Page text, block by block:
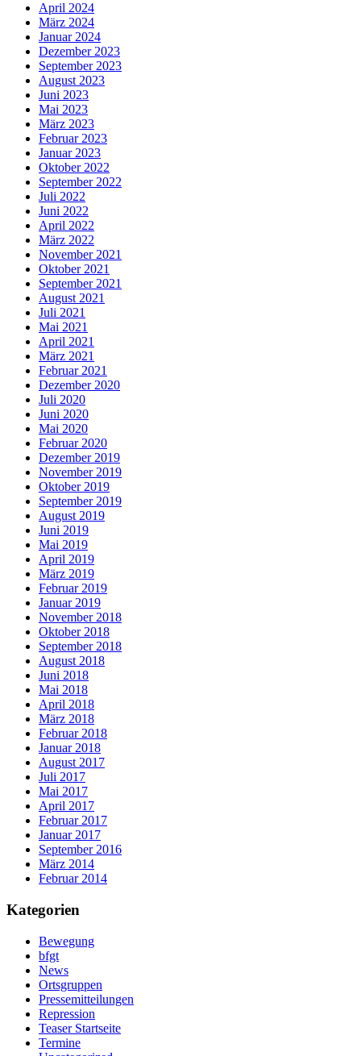
April 2024
März 2024
Januar 2024
Dezember 2023
September 2023
August 2023
Juni 2023
Mai 2023
März 2023
Februar 2023
Januar 2023
Oktober 2022
September 2022
Juli 2022
Juni 2022
April 2022
März 2022
November 2021
Oktober 2021
September 2021
August 2021
Juli 2021
Mai 2021
April 2021
März 2021
Februar 2021
Dezember 2020
Juli 2020
Juni 2020
Mai 2020
Februar 2020
Dezember 2019
November 2019
Oktober 2019
September 2019
August 2019
Juni 2019
Mai 2019
April 2019
März 2019
Februar 2019
Januar 2019
November 2018
Oktober 2018
September 2018
August 2018
Juni 2018
Mai 2018
April 2018
März 2018
Februar 2018
Januar 2018
August 2017
Juli 2017
Mai 2017
April 2017
Februar 2017
Januar 2017
September 2016
März 2014
Februar 2014
Kategorien
Bewegung
bfgt
News
Ortsgruppen
Pressemitteilungen
Repression
Teaser Startseite
Termine